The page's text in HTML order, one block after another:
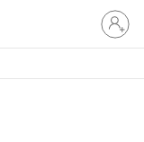
登
入
您